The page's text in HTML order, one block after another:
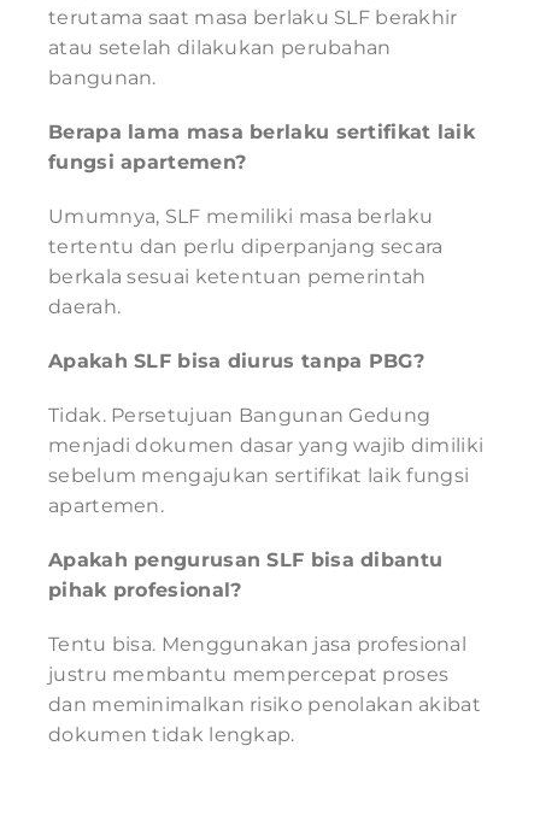
terutama saat masa berlaku SLF berakhir
atau setelah dilakukan perubahan
bangunan.
Berapa lama masa berlaku sertifikat laik
fungsi apartemen?
Umumnya, SLF memiliki masa berlaku
tertentu dan perlu diperpanjang secara
berkala sesuai ketentuan pemerintah
daerah.
Apakah SLF bisa diurus tanpa PBG?
Tidak. Persetujuan Bangunan Gedung
menjadi dokumen dasar yang wajib dimiliki
sebelum mengajukan sertifikat laik fungsi
apartemen.
Apakah pengurusan SLF bisa dibantu
pihak profesional?
Tentu bisa. Menggunakan jasa profesional
justru membantu mempercepat proses
dan meminimalkan risiko penolakan akibat
dokumen tidak lengkap.